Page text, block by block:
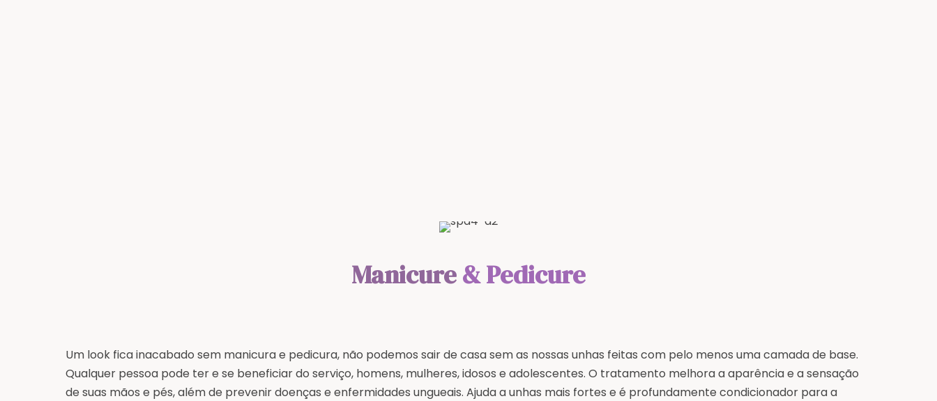
Manicure& Pedicure
Um look fica inacabado sem manicura e pedicura, não podemos sair de casa sem as nossas unhas feitas com pelo menos uma camada de base.
Qualquer pessoa pode ter e se beneficiar do serviço, homens, mulheres, idosos e adolescentes. O tratamento melhora a aparência e a sensação
de suas mãos e pés, além de prevenir doenças e enfermidades ungueais. Ajuda a unhas mais fortes e é profundamente condicionador para a